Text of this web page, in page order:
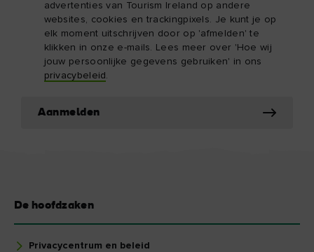
advertenties van Tourism Ireland op andere
websites, cookies en trackingpixels. Je kunt je op
elk moment uitschrijven door op 'afmelden' te
klikken in onze e-mails. Lees meer over 'Hoe wij
jouw persoonlijke gegevens gebruiken' in ons
privacybeleid .
Aanmelden
De hoofdzaken
Privacycentrum en beleid